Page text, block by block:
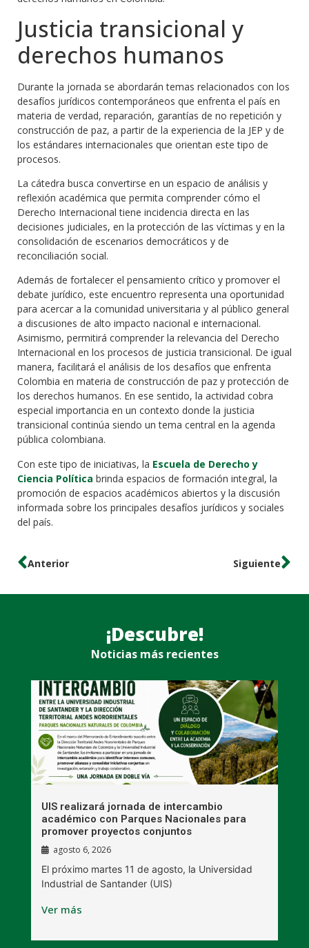
Justicia transicional y
derechos humanos
Durante la jornada se abordarán temas relacionados con los
desafíos jurídicos contemporáneos que enfrenta el país en
materia de verdad, reparación, garantías de no repetición y
construcción de paz, a partir de la experiencia de la JEP y de
los estándares internacionales que orientan este tipo de
procesos.
La cátedra busca convertirse en un espacio de análisis y
reflexión académica que permita comprender cómo el
Derecho Internacional tiene incidencia directa en las
decisiones judiciales, en la protección de las víctimas y en la
consolidación de escenarios democráticos y de
reconciliación social.
Además de fortalecer el pensamiento crítico y promover el
debate jurídico, este encuentro representa una oportunidad
para acercar a la comunidad universitaria y al público general
a discusiones de alto impacto nacional e internacional.
Asimismo, permitirá comprender la relevancia del Derecho
Internacional en los procesos de justicia transicional. De igual
manera, facilitará el análisis de los desafíos que enfrenta
Colombia en materia de construcción de paz y protección de
los derechos humanos. En ese sentido, la actividad cobra
especial importancia en un contexto donde la justicia
transicional continúa siendo un tema central en la agenda
pública colombiana.
Con este tipo de iniciativas, la Escuela de Derecho y
Ciencia Política brinda espacios de formación integral, la
promoción de espacios académicos abiertos y la discusión
informada sobre los principales desafíos jurídicos y sociales
del país.
Anterior Siguiente
¡Descubre!
Noticias más recientes
UIS realizará jornada de intercambio
académico con Parques Nacionales para
promover proyectos conjuntos
agosto 6, 2026
El próximo martes 11 de agosto, la Universidad
Industrial de Santander (UIS)
Ver más